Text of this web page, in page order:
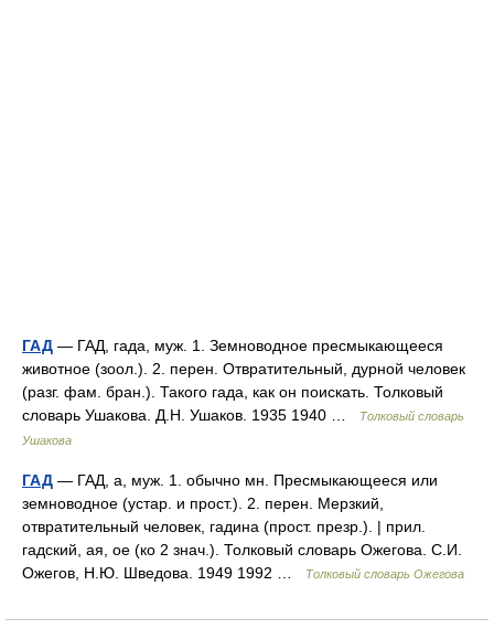
ГАД — ГАД, гада, муж. 1. Земноводное пресмыкающееся
животное (зоол.). 2. перен. Отвратительный, дурной человек
(разг. фам. бран.). Такого гада, как он поискать. Толковый
словарь Ушакова. Д.Н. Ушаков. 1935 1940 …
Толковый словарь
Ушакова
ГАД — ГАД, а, муж. 1. обычно мн. Пресмыкающееся или
земноводное (устар. и прост.). 2. перен. Мерзкий,
отвратительный человек, гадина (прост. презр.). | прил.
гадский, ая, ое (ко 2 знач.). Толковый словарь Ожегова. С.И.
Ожегов, Н.Ю. Шведова. 1949 1992 …
Толковый словарь Ожегова